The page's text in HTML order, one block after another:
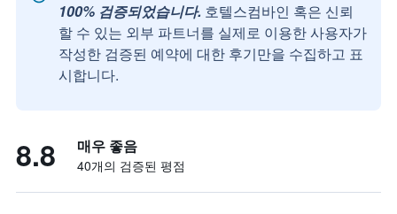
100% 검증되었습니다. 호텔스컴바인 혹은 신뢰
할 수 있는 외부 파트너를 실제로 이용한 사용자가
작성한 검증된 예약에 대한 후기만을 수집하고 표
시합니다.
8.8 매우 좋음
40개의 검증된 평점